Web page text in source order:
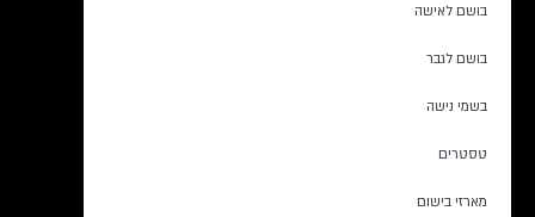
בושם לאישה
בושם לגבר
בשמי נישה
טסטרים
מארזי בישום